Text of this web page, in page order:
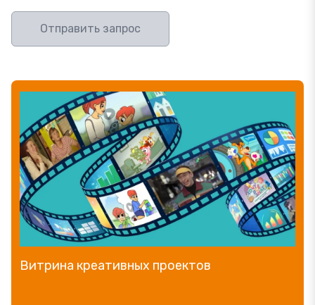
Отправить запрос
Витрина креативных проектов